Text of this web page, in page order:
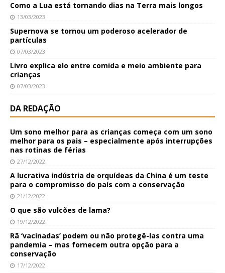
Como a Lua está tornando dias na Terra mais longos
13/03/2023
Supernova se tornou um poderoso acelerador de
partículas
07/03/2023
Livro explica elo entre comida e meio ambiente para
crianças
07/03/2023
DA REDAÇÃO
Um sono melhor para as crianças começa com um sono
melhor para os pais – especialmente após interrupções
nas rotinas de férias
27/12/2022
A lucrativa indústria de orquídeas da China é um teste
para o compromisso do país com a conservação
21/12/2022
O que são vulcões de lama?
19/12/2022
Rã ‘vacinadas’ podem ou não protegê-las contra uma
pandemia – mas fornecem outra opção para a
conservação
17/12/2022